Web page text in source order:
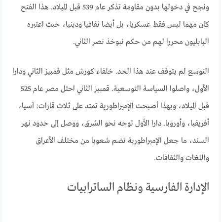
ونجح في دخولها بدون مقاومة تذكر عام 539 قبل الميلاد. هذا الفتح
كان مهما ليس فقط عسكريا، بل أيضا ثقافيا ودينيا، حيث اعتبره
البابليون محررا لهم من حكم نبوخذ نصر الثاني.
التوسع لم يتوقف عند هذا الحد. خلفاء كورش مثل قمبيز الثاني ودارا
الأول، واصلوا السياسة التوسعية. قمبيز الثاني احتل مصر عام 525
قبل الميلاد، وبهذا أصبحت الإمبراطورية تمتد على ثلاث قارات: آسيا،
أفريقيا، وأوروبا. دارا الأول توجه نحو الشرق، ووصل إلى حدود نهر
السند، ما جعل الإمبراطورية تضم شعوبا من مختلف الأعراق
واللغات والثقافات.
الإدارة الفارسية ونظام الساترابيات